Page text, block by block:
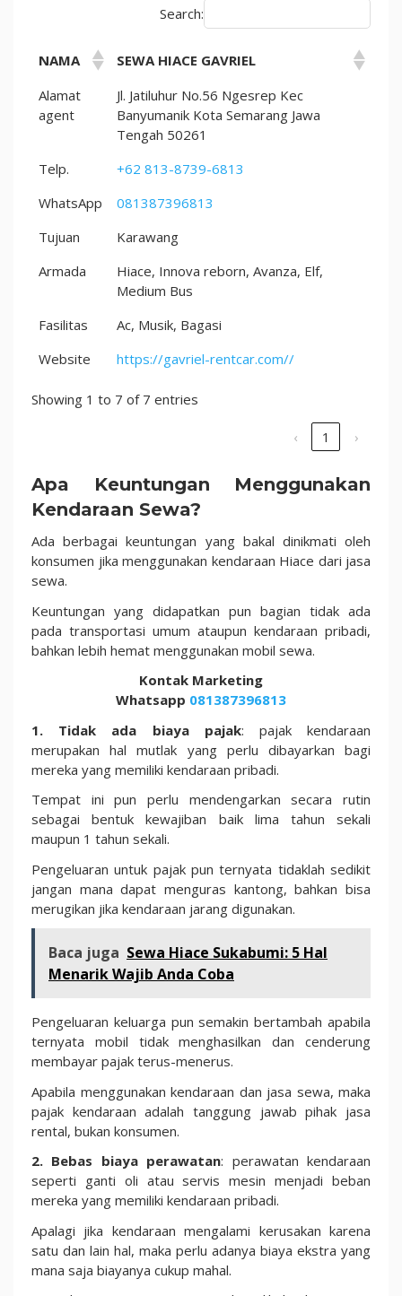
Search:
NAMA
SEWA HIACE GAVRIEL
Alamat
agent
Jl. Jatiluhur No.56 Ngesrep Kec
Banyumanik Kota Semarang Jawa
Tengah 50261
Telp.
+62 813-8739-6813
WhatsApp
081387396813
Tujuan
Karawang
Armada
Hiace, Innova reborn, Avanza, Elf,
Medium Bus
Fasilitas
Ac, Musik, Bagasi
Website
https://gavriel-rentcar.com//
Showing 1 to 7 of 7 entries
‹ 1 ›
Apa Keuntungan Menggunakan
Kendaraan Sewa?
Ada berbagai keuntungan yang bakal dinikmati oleh
konsumen jika menggunakan kendaraan Hiace dari jasa
sewa.
Keuntungan yang didapatkan pun bagian tidak ada
pada transportasi umum ataupun kendaraan pribadi,
bahkan lebih hemat menggunakan mobil sewa.
Kontak Marketing
Whatsapp 081387396813
1. Tidak ada biaya pajak: pajak kendaraan
merupakan hal mutlak yang perlu dibayarkan bagi
mereka yang memiliki kendaraan pribadi.
Tempat ini pun perlu mendengarkan secara rutin
sebagai bentuk kewajiban baik lima tahun sekali
maupun 1 tahun sekali.
Pengeluaran untuk pajak pun ternyata tidaklah sedikit
jangan mana dapat menguras kantong, bahkan bisa
merugikan jika kendaraan jarang digunakan.
Baca juga Sewa Hiace Sukabumi: 5 Hal
Menarik Wajib Anda Coba
Pengeluaran keluarga pun semakin bertambah apabila
ternyata mobil tidak menghasilkan dan cenderung
membayar pajak terus-menerus.
Apabila menggunakan kendaraan dan jasa sewa, maka
pajak kendaraan adalah tanggung jawab pihak jasa
rental, bukan konsumen.
2. Bebas biaya perawatan: perawatan kendaraan
seperti ganti oli atau servis mesin menjadi beban
mereka yang memiliki kendaraan pribadi.
Apalagi jika kendaraan mengalami kerusakan karena
satu dan lain hal, maka perlu adanya biaya ekstra yang
mana saja biayanya cukup mahal.